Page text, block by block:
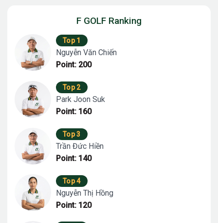
F GOLF Ranking
Top 1
Nguyễn Văn Chiến
Point: 200
Top 2
Park Joon Suk
Point: 160
Top 3
Trần Đức Hiền
Point: 140
Top 4
Nguyễn Thị Hồng
Point: 120